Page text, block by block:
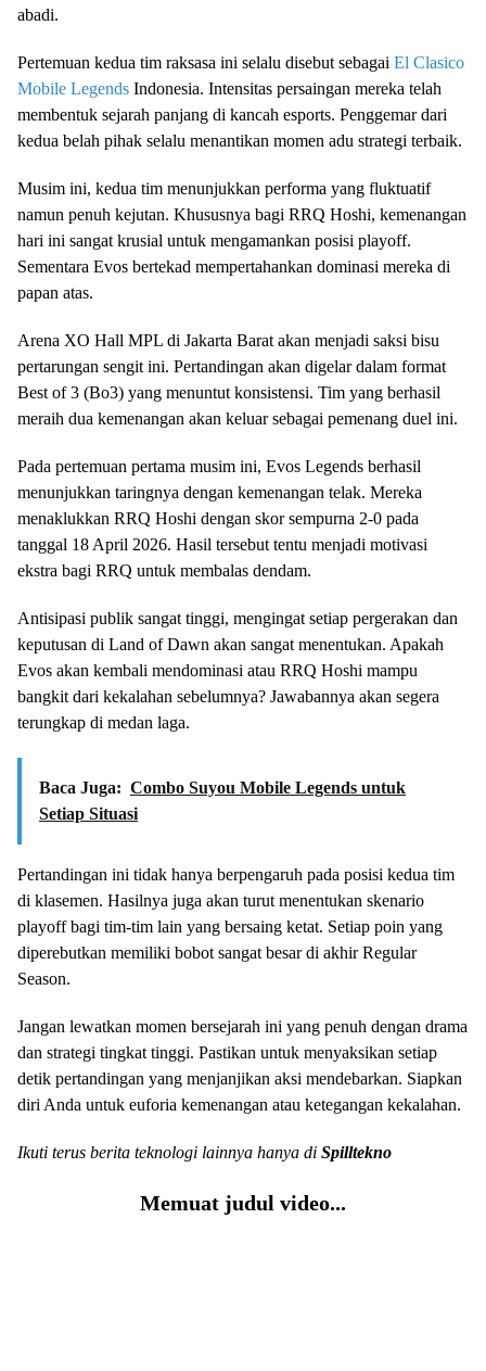
abadi.
Pertemuan kedua tim raksasa ini selalu disebut sebagai El Clasico
Mobile Legends Indonesia. Intensitas persaingan mereka telah
membentuk sejarah panjang di kancah esports. Penggemar dari
kedua belah pihak selalu menantikan momen adu strategi terbaik.
Musim ini, kedua tim menunjukkan performa yang fluktuatif
namun penuh kejutan. Khususnya bagi RRQ Hoshi, kemenangan
hari ini sangat krusial untuk mengamankan posisi playoff.
Sementara Evos bertekad mempertahankan dominasi mereka di
papan atas.
Arena XO Hall MPL di Jakarta Barat akan menjadi saksi bisu
pertarungan sengit ini. Pertandingan akan digelar dalam format
Best of 3 (Bo3) yang menuntut konsistensi. Tim yang berhasil
meraih dua kemenangan akan keluar sebagai pemenang duel ini.
Pada pertemuan pertama musim ini, Evos Legends berhasil
menunjukkan taringnya dengan kemenangan telak. Mereka
menaklukkan RRQ Hoshi dengan skor sempurna 2-0 pada
tanggal 18 April 2026. Hasil tersebut tentu menjadi motivasi
ekstra bagi RRQ untuk membalas dendam.
Antisipasi publik sangat tinggi, mengingat setiap pergerakan dan
keputusan di Land of Dawn akan sangat menentukan. Apakah
Evos akan kembali mendominasi atau RRQ Hoshi mampu
bangkit dari kekalahan sebelumnya? Jawabannya akan segera
terungkap di medan laga.
Baca Juga: Combo Suyou Mobile Legends untuk
Setiap Situasi
Pertandingan ini tidak hanya berpengaruh pada posisi kedua tim
di klasemen. Hasilnya juga akan turut menentukan skenario
playoff bagi tim-tim lain yang bersaing ketat. Setiap poin yang
diperebutkan memiliki bobot sangat besar di akhir Regular
Season.
Jangan lewatkan momen bersejarah ini yang penuh dengan drama
dan strategi tingkat tinggi. Pastikan untuk menyaksikan setiap
detik pertandingan yang menjanjikan aksi mendebarkan. Siapkan
diri Anda untuk euforia kemenangan atau ketegangan kekalahan.
Ikuti terus berita teknologi lainnya hanya di Spilltekno
Memuat judul video...